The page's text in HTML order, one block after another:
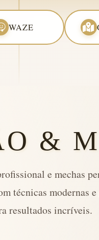
WAZE
&
e mechas
técnicas modernas
resultados incríveis.